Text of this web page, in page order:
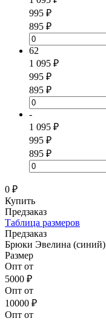
995 ₽
895 ₽
62
1 095 ₽
995 ₽
895 ₽
-
1 095 ₽
995 ₽
895 ₽
0 ₽
Купить
Предзаказ
Таблица размеров
Предзаказ
Брюки Эвелина (синий)
Размер
Опт от
5000 ₽
Опт от
10000 ₽
Опт от